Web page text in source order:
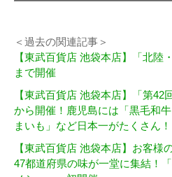
＜過去の関連記事＞
【東武百貨店 池袋本店】「北陸
まで開催
【東武百貨店 池袋本店】「第42
から開催！鹿児島には「黒毛和
まいも」など日本一がたくさん！
【東武百貨店 池袋本店】お客様
47都道府県の味が一堂に集結！